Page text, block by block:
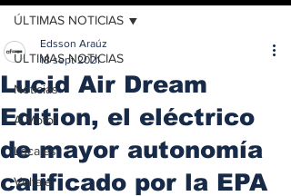
ÚLTIMAS NOTICIAS
Noticias
A Motor
Locales
Voltaje
ÚLTIMAS NOTICIAS
Lucid Air Dream
Edition, el eléctrico
de mayor autonomía
calificado por la EPA
Edsson Araúz
18 sept 2021